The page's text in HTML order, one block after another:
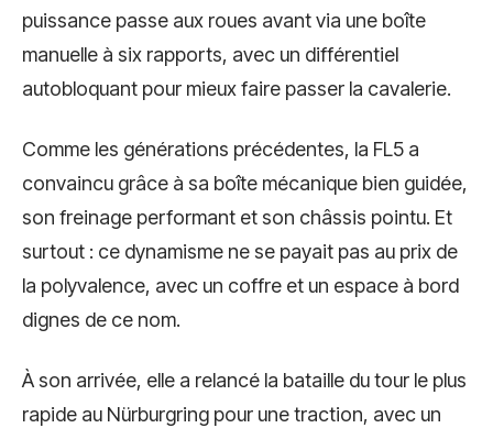
puissance passe aux roues avant via une boîte
manuelle à six rapports, avec un différentiel
autobloquant pour mieux faire passer la cavalerie.
Comme les générations précédentes, la FL5 a
convaincu grâce à sa boîte mécanique bien guidée,
son freinage performant et son châssis pointu. Et
surtout : ce dynamisme ne se payait pas au prix de
la polyvalence, avec un coffre et un espace à bord
dignes de ce nom.
À son arrivée, elle a relancé la bataille du tour le plus
rapide au Nürburgring pour une traction, avec un